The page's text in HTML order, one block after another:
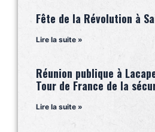
Fête de la Révolution à
Lire la suite »
Réunion publique à
Tour de France de la
Lire la suite »